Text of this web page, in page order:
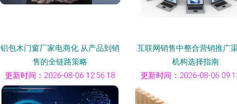
铝包木门窗厂家电商化 从产品到销
售的全链路策略
更新时间：2026-08-06 12:56:18
互联网销售中整合营销推广
机构选择指南
更新时间：2026-08-06